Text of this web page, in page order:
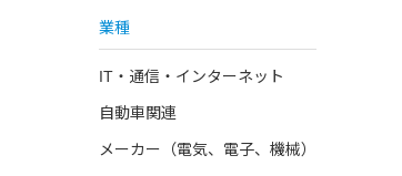
業種
IT・通信・インターネット
自動車関連
メーカー（電気、電子、機械）